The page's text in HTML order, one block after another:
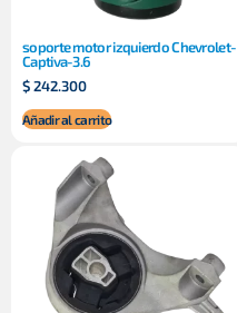
soporte motor izquierdo Chevrolet-
Captiva-3.6
$242.300
Añadir al carrito